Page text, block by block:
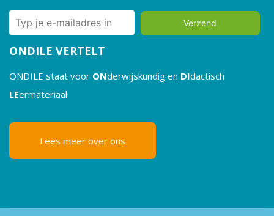
Verzend
ONDILE VERTELT
ONDILE staat voor ONderwijskundig en DIdactisch
LEermateriaal.
Lees meer over ons